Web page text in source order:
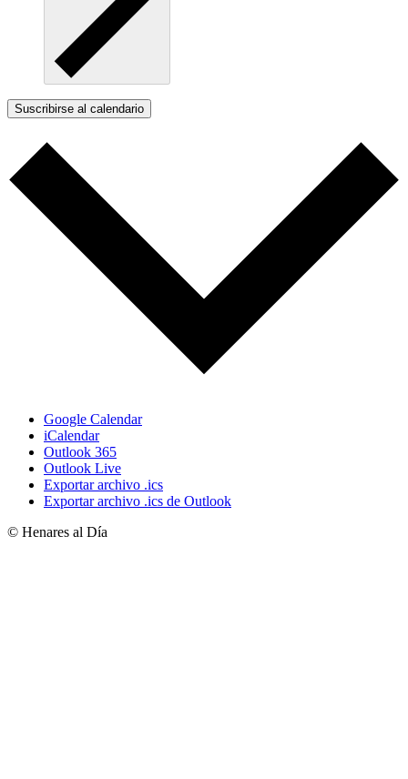
Suscribirse al calendario
Google Calendar
iCalendar
Outlook 365
Outlook Live
Exportar archivo .ics
Exportar archivo .ics de Outlook
© Henares al Día